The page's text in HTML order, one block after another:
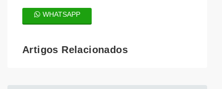
WHATSAPP
Artigos Relacionados